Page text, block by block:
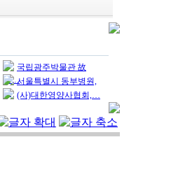
국립광주박물관 故
허…서울특별시 동부병원,
… (사)대한영양사협회,…